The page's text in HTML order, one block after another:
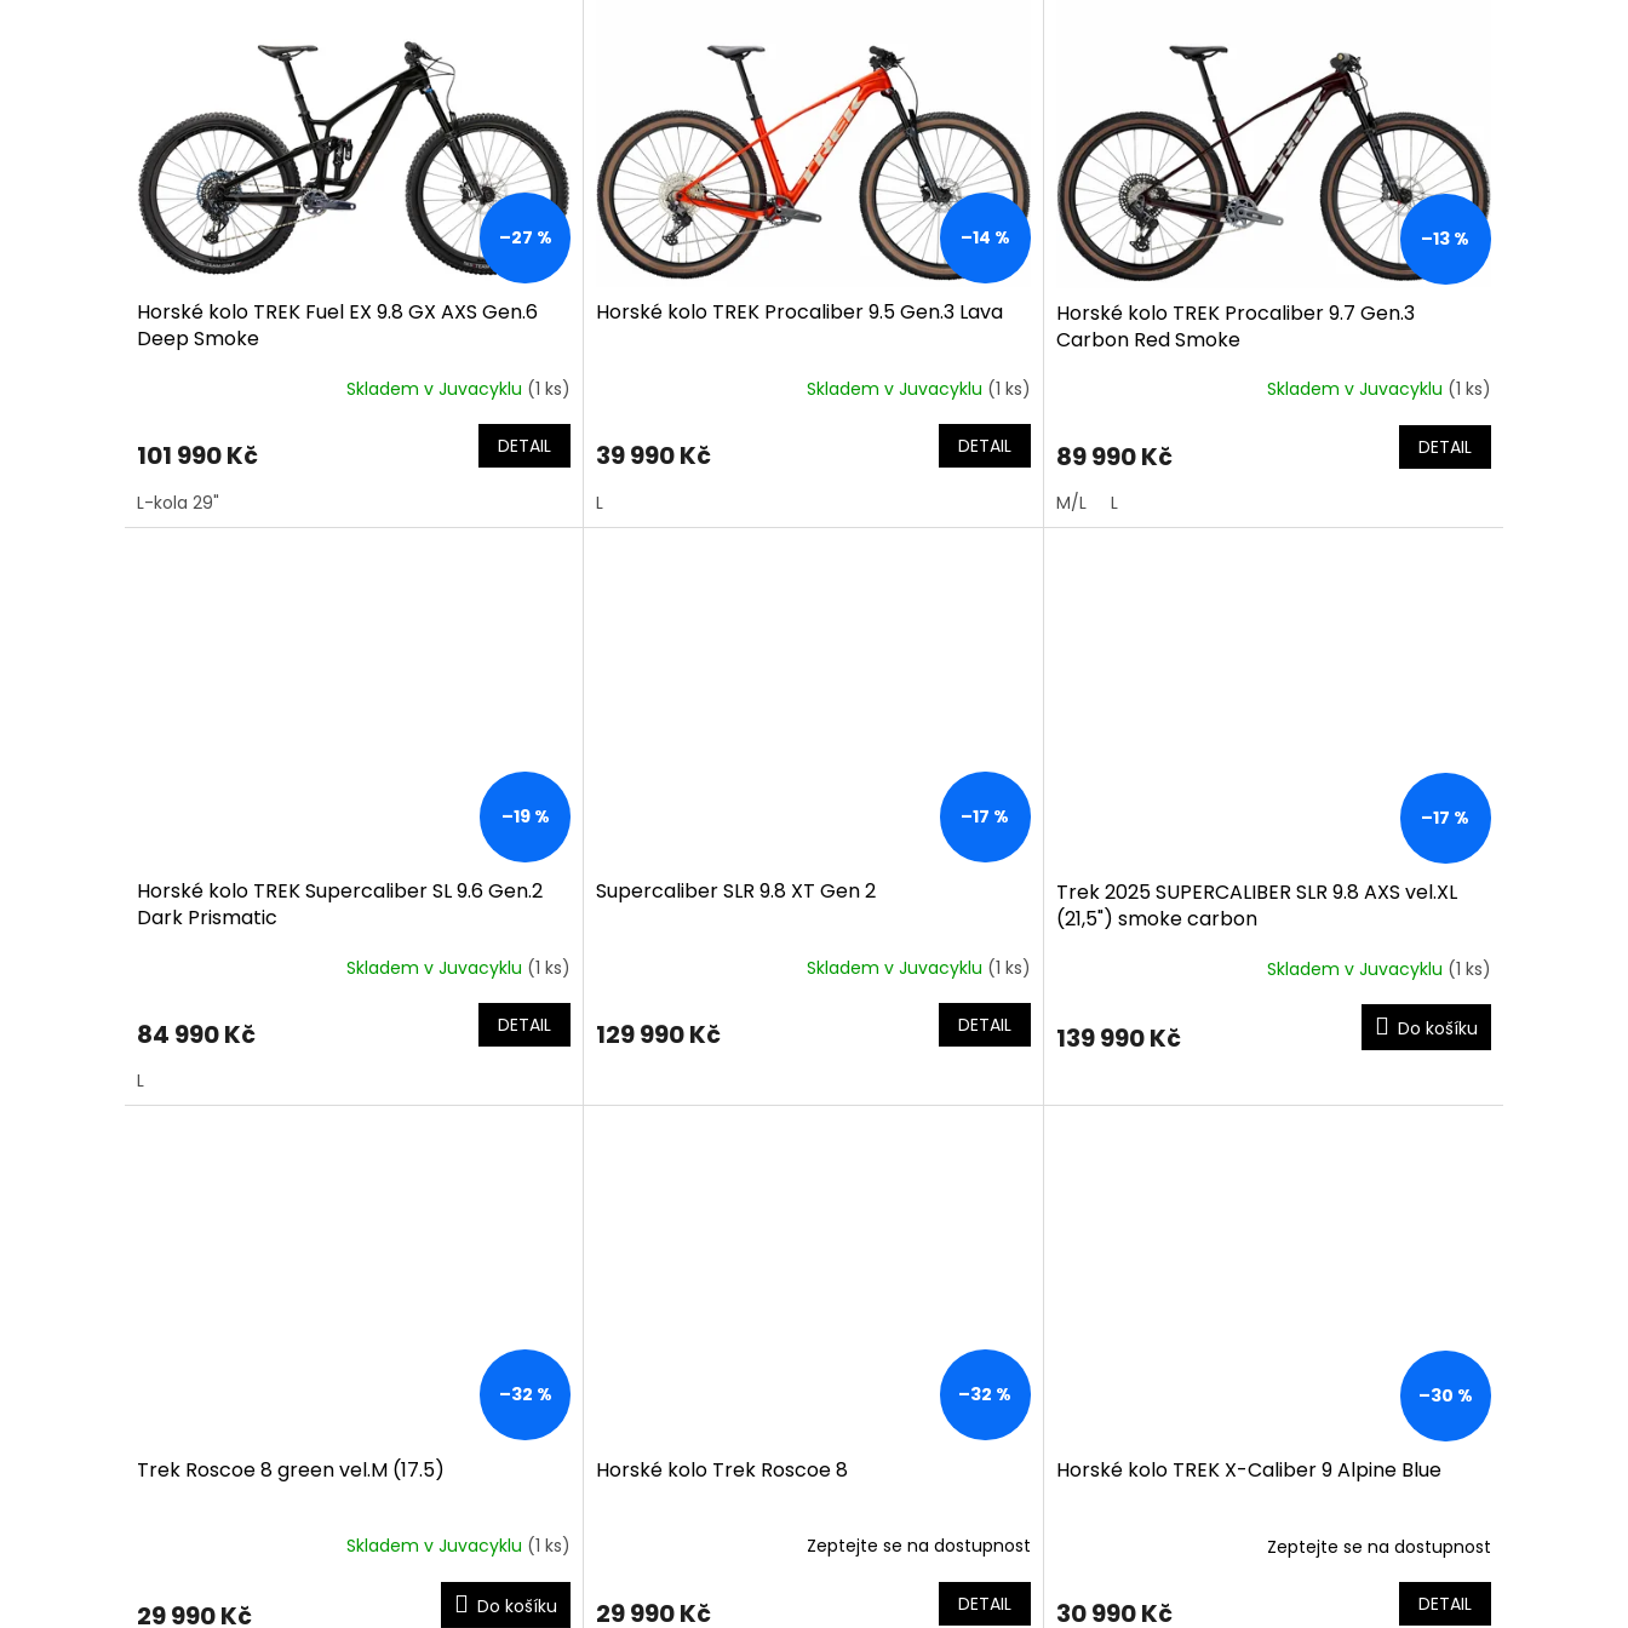
d
–27 %
Horské kolo TREK Fuel EX 9.8 GX AXS Gen.6
Deep Smoke
Skladem v Juvacyklu (1 ks)
101 990 Kč DETAIL
L-kola 29"
–14 %
Horské kolo TREK Procaliber 9.5 Gen.3 Lava
Skladem v Juvacyklu (1 ks)
39 990 Kč DETAIL
L
–13 %
Horské kolo TREK Procaliber 9.7 Gen.3
Carbon Red Smoke
Skladem v Juvacyklu (1 ks)
89 990 Kč DETAIL
M/L L
–19 %
Horské kolo TREK Supercaliber SL 9.6 Gen.2
Dark Prismatic
Skladem v Juvacyklu (1 ks)
84 990 Kč DETAIL
L
–17 %
Supercaliber SLR 9.8 XT Gen 2
Skladem v Juvacyklu (1 ks)
129 990 Kč DETAIL
–17 %
Trek 2025 SUPERCALIBER SLR 9.8 AXS vel.XL
(21,5") smoke carbon
Skladem v Juvacyklu (1 ks)
139 990 Kč Do košíku
–32 %
Trek Roscoe 8 green vel.M (17.5)
Skladem v Juvacyklu (1 ks)
29 990 Kč Do košíku
–32 %
Horské kolo Trek Roscoe 8
Zeptejte se na dostupnost
29 990 Kč DETAIL
–30 %
Horské kolo TREK X-Caliber 9 Alpine Blue
je
Zeptejte se na dostupnost
30 990 Kč DETAIL